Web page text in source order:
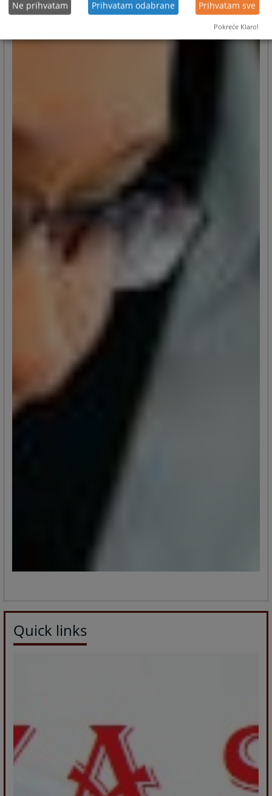
Quick links
Ne prihvatam Prihvatam odabrane Prihvatam sve
Pokreće Klaro!